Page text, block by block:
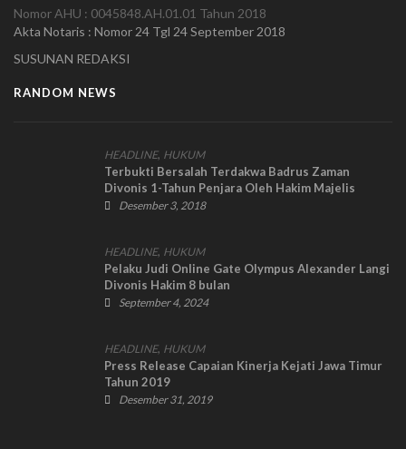
Nomor AHU : 0045848.AH.01.01 Tahun 2018
Akta Notaris : Nomor 24 Tgl 24 September 2018
SUSUNAN REDAKSI
RANDOM NEWS
HEADLINE, HUKUM
Terbukti Bersalah Terdakwa Badrus Zaman
Divonis 1-Tahun Penjara Oleh Hakim Majelis
Desember 3, 2018
HEADLINE, HUKUM
Pelaku Judi Online Gate Olympus Alexander Langi
Divonis Hakim 8 bulan
September 4, 2024
HEADLINE, HUKUM
Press Release Capaian Kinerja Kejati Jawa Timur
Tahun 2019
Desember 31, 2019